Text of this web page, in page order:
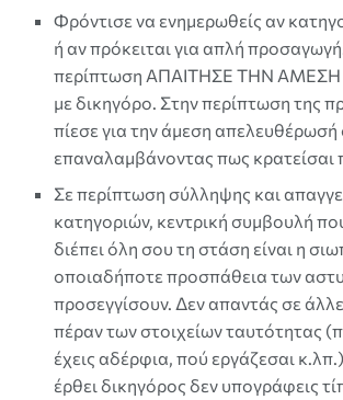
Φρόντισε να ενημερωθείς αν
ή αν πρόκειται για απλή
περίπτωση ΑΠΑΙΤΗΣΕ ΤΗΝ ΑΜΕΣΗ
με δικηγόρο. Στην περίπτωση της
πίεσε για την άμεση απελευθέρωσή
επαναλαμβάνοντας πως κρατείσαι
Σε περίπτωση σύλληψης και
κατηγοριών, κεντρική συμβουλή
διέπει όλη σου τη στάση είναι η
οποιαδήποτε προσπάθεια των
προσεγγίσουν. Δεν απαντάς σε
πέραν των στοιχείων ταυτότητας
έχεις αδέρφια, πού εργάζεσαι
έρθει δικηγόρος δεν υπογράφεις